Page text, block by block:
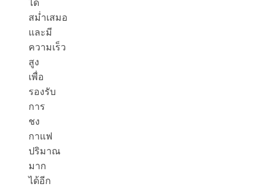
ได้
สม่ำเสมอ
และมี
ความเร็ว
สูง
เพื่อ
รองรับ
การ
ชง
กาแฟ
ปริมาณ
มาก
ได้อีก